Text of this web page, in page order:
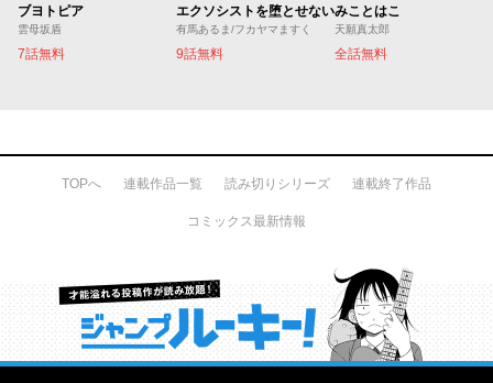
ブヨトピア
雲母坂盾
7話無料
エクソシストを堕とせない
有馬あるま/フカヤマますく
9話無料
みことはこ
天願真太郎
全話無料
TOPへ 連載作品一覧 読み切りシリーズ 連載終了作品
コミックス最新情報
才能溢れる投稿作が読み放題！ ジャンプルーキー！